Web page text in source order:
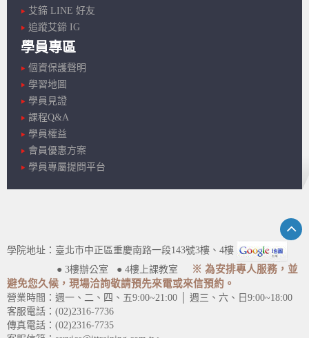
艾鍗 LINE 好友
追蹤艾鍗 IG
學員專區
個資保護聲明
學習地圖
學員見證
課程Q&A
學員權益
會員優惠方案
學員專屬提問平台
學院地址：臺北市中正區重慶南路一段143號3樓、4樓
● 3樓辦公室 ● 4樓上課教室
※ 為安排專人服務，並
避免您久候，現場洽詢敬請預先來電或來信預約。
營業時間：週一、二、四、五9:00~21:00 │ 週三、六、日9:00~18:00
客服電話：(02)2316-7736
傳真電話：(02)2316-7735